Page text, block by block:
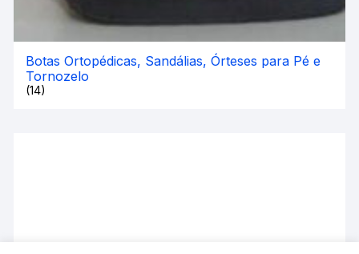
Botas Ortopédicas, Sandálias, Órteses para Pé e
Tornozelo
(14)